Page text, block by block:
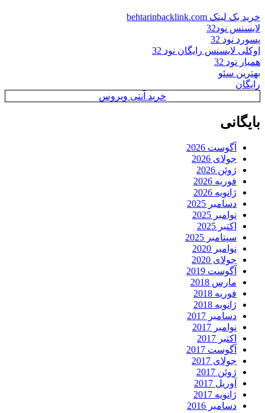
خرید بک لینک behtarinbacklink.com
لایسنس نود32
پسورد نود 32
اوکلی لایسنس رایگان نود 32
همیار نود 32
بهترین سئو
رایگان
خرید آنتی ویروس
بایگانی
آگوست 2026
جولای 2026
ژوئن 2026
فوریه 2026
ژانویه 2026
دسامبر 2025
نوامبر 2025
اکتبر 2025
سپتامبر 2025
نوامبر 2020
جولای 2020
آگوست 2019
مارس 2018
فوریه 2018
ژانویه 2018
دسامبر 2017
نوامبر 2017
اکتبر 2017
آگوست 2017
جولای 2017
ژوئن 2017
آوریل 2017
ژانویه 2017
دسامبر 2016